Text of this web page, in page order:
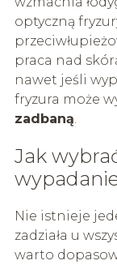
optyczną
praca nad
nawet jeśli
fryzura może
zadbaną
Jak
Nie istnieje
zadziała u
warto